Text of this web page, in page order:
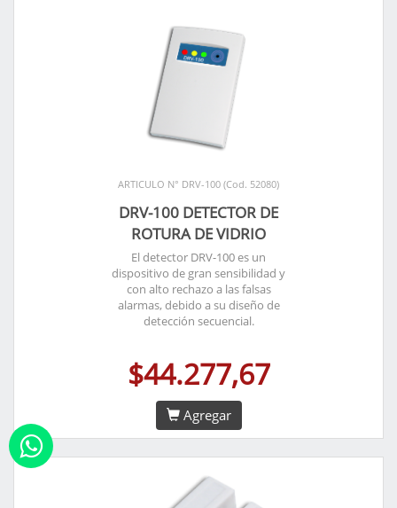
ARTICULO N° DRV-100 (Cod. 52080)
DRV-100 DETECTOR DE
ROTURA DE VIDRIO
El detector DRV-100 es un
dispositivo de gran sensibilidad y
con alto rechazo a las falsas
alarmas, debido a su diseño de
detección secuencial.
$44.277,67
Agregar